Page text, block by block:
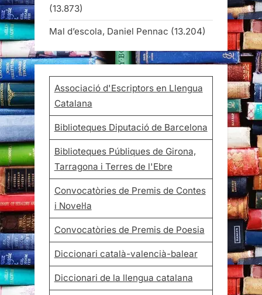
(13.873)
Mal d’escola, Daniel Pennac (13.204)
Associació d'Escriptors en Llengua
Catalana
Biblioteques Diputació de Barcelona
Biblioteques Públiques de Girona,
Tarragona i Terres de l'Ebre
Convocatòries de Premis de Contes
i Novel·la
Convocatòries de Premis de Poesia
Diccionari català-valencià-balear
Diccionari de la llengua catalana